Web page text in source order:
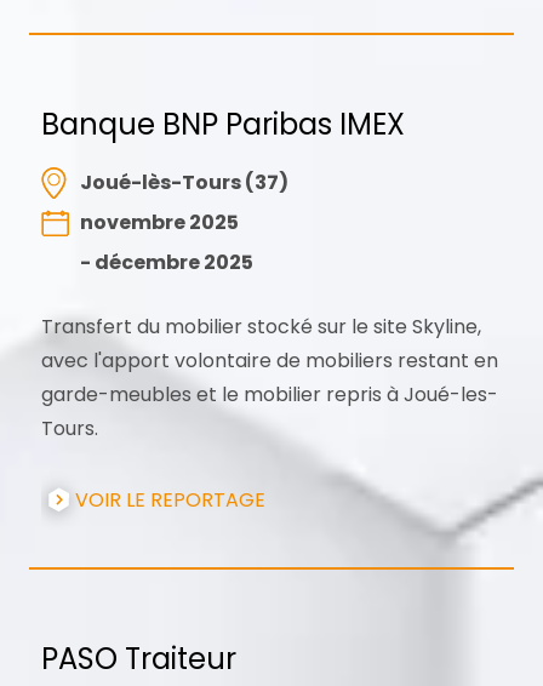
Banque BNP Paribas IMEX
Transfert du mobilier stocké sur le site Skyline,
avec l'apport volontaire de mobiliers restant en
garde-meubles et le mobilier repris à Joué-les-
Tours.
VOIR LE REPORTAGE
Joué-lès-Tours (37)
novembre 2025
- décembre 2025
PASO Traiteur